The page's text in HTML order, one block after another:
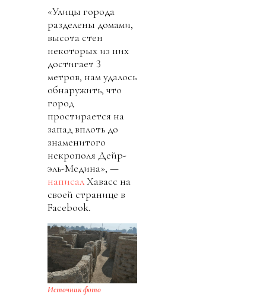
«Улицы города
разделены домами,
высота стен
некоторых из них
достигает 3
метров, нам удалось
обнаружить, что
город
простирается на
запад вплоть до
знаменитого
некрополя Дейр-
эль-Медина», —
написалХавасс на
своей странице в
Facebook.
Источник фото